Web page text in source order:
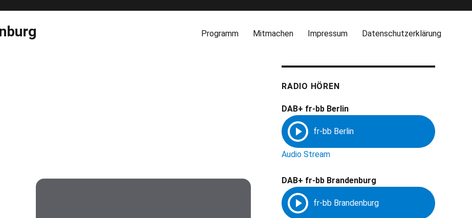
Programm Mitmachen Impressum Datenschutzerklärung
RADIO HÖREN
DAB+ fr-bb Berlin
Audio Stream
DAB+ fr-bb Brandenburg